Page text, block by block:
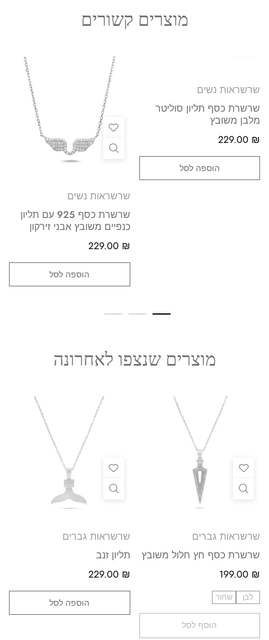
מוצרים קשורים
שרשראות נשים
שרשרת כסף תליון סוליטר
מלבן משובץ
229.00 ₪
הוספה לסל
שרשראות נשים
שרשרת כסף 925 עם תליון
כנפיים משובץ אבני זירקון
229.00 ₪
הוספה לסל
מוצרים שנצפו לאחרונה
שרשראות גברים
שרשרת כסף חץ חלול משובץ
199.00 ₪
לבן שחור
הוסף לסל
שרשראות גברים
תליון זנב
229.00 ₪
הוספה לסל